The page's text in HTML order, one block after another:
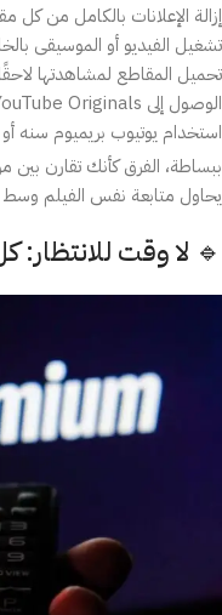
إزالة الإعلانات بالكامل من كل
تشغيل الفيديو أو الموسيقى
تحميل المقاطع لمشاهدتها
الوصول إلى YouTube Originals، محتوى حصري لا يحصل عليه غير المشتركين.
استخدام يوتيوب بريميوم
ببساطة، الفرق كأنك تقارن
يحاول متابعة نفس الفيلم
🔹 لا وقت